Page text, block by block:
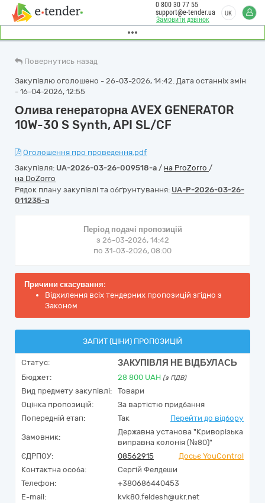
Замовити дзвінок
0 800 30 77 55
support@e-tender.ua
UK
Повернутись назад
Закупівлю оголошено - 26-03-2026, 14:42. Дата останніх змін
- 16-04-2026, 12:55
Олива генераторна AVEX GENERATOR
10W-30 S Synth, API SL/CF
Оголошення про проведення.pdf
Закупівля: UA-2026-03-26-009518-a / на ProZorro /
на DoZorro
Рядок плану закупівлі та обґрунтування: UA-P-2026-03-26-
011235-a
Період подачі пропозицій
з 26-03-2026, 14:42
по 31-03-2026, 08:00
Причини скасування:
Відхилення всіх тендерних пропозицій згідно з
Законом
ЗАПИТ (ЦІНИ) ПРОПОЗИЦІЙ
Статус: ЗАКУПІВЛЯ НЕ ВІДБУЛАСЬ
Бюджет: 28 800 UAH (з ПДВ)
Вид предмету закупівлі:
Товари
Оцінка пропозицій:
За вартістю придбання
Попередній етап:
Так Перейти до відбору
Замовник:
Державна установа "Криворізька
виправна колонія (№80)"
ЄДРПОУ:
08562915
Досьє YouControl
Контактна особа:
Сергій Фелдеши
Телефон:
+380686440453
E-mail:
kvk80.feldesh@ukr.net